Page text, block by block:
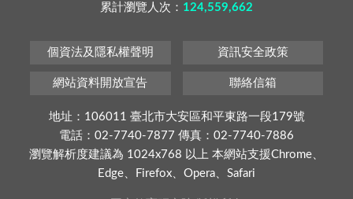
累計瀏覽人次： 124,559,662
個資法及隱私權聲明 資訊安全政策
網站資料開放宣告 聯絡信箱
地址：106011 臺北市大安區和平東路一段179號
電話：02-7740-7877 傳真：02-7740-7886
瀏覽解析度建議為 1024x768 以上 本網站支援Chrome、
Edge、Firefox、Opera、Safari